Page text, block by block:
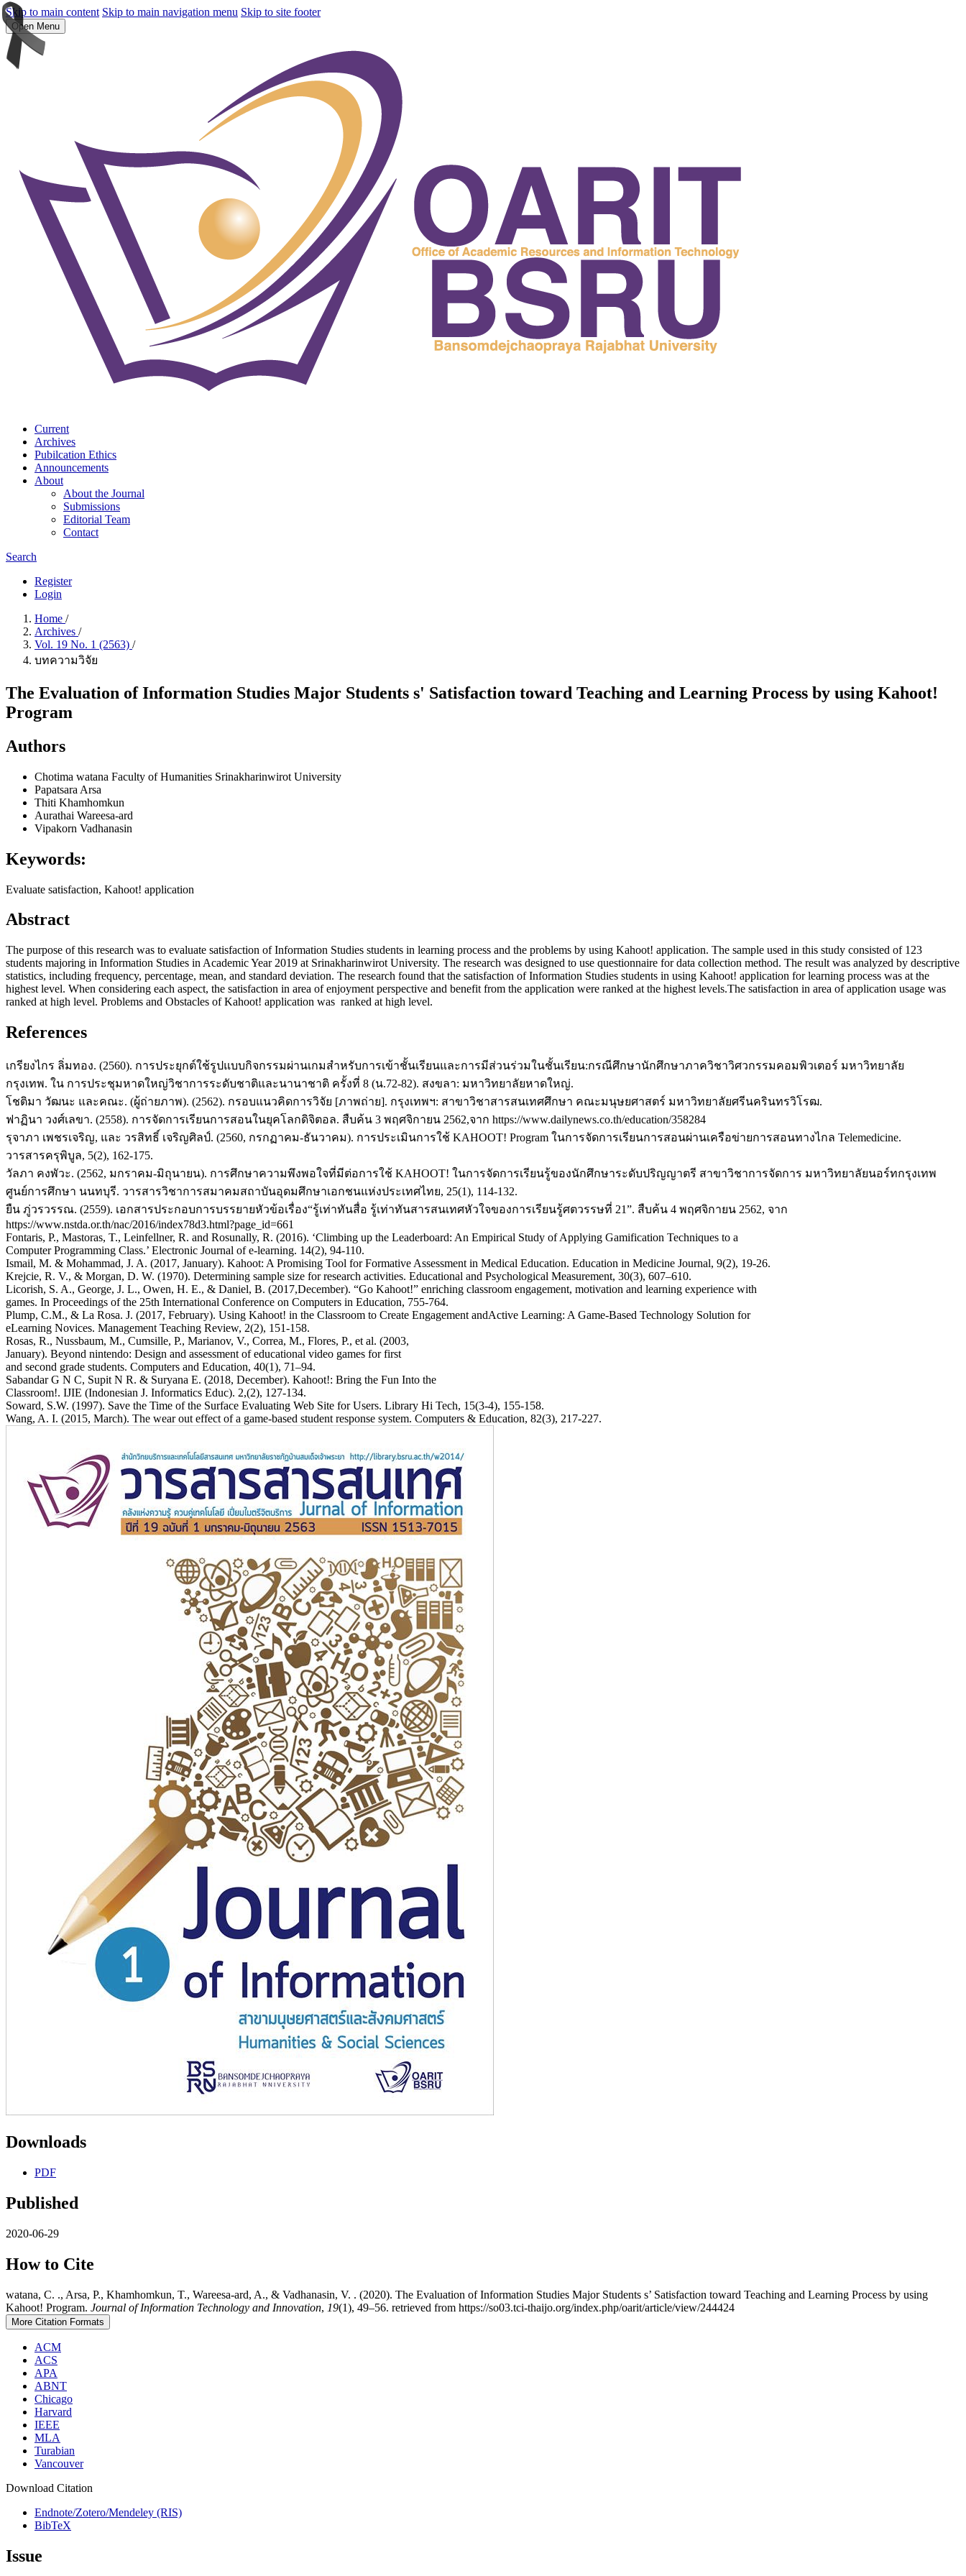
Skip to main content Skip to main navigation menu Skip to site footer
Open Menu
Current
Archives
Pubilcation Ethics
Announcements
About
About the Journal
Submissions
Editorial Team
Contact
Search
Register
Login
Home /
Archives /
Vol. 19 No. 1 (2563) /
บทความวิจัย
The Evaluation of Information Studies Major Students s' Satisfaction toward Teaching and Learning Process by using Kahoot!
Program
Authors
Chotima watana Faculty of Humanities Srinakharinwirot University
Papatsara Arsa
Thiti Khamhomkun
Aurathai Wareesa-ard
Vipakorn Vadhanasin
Keywords:
Evaluate satisfaction, Kahoot! application
Abstract
The purpose of this research was to evaluate satisfaction of Information Studies students in learning process and the problems by using Kahoot! application. The sample used in this study consisted of 123
students majoring in Information Studies in Academic Year 2019 at Srinakharinwirot University. The research was designed to use questionnaire for data collection method. The result was analyzed by descriptive
statistics, including frequency, percentage, mean, and standard deviation. The research found that the satisfaction of Information Studies students in using Kahoot! application for learning process was at the
highest level. When considering each aspect, the satisfaction in area of enjoyment perspective and benefit from the application were ranked at the highest levels.The satisfaction in area of application usage was
ranked at high level. Problems and Obstacles of Kahoot! application was ranked at high level.
References
เกรียงไกร ลิ่มทอง. (2560). การประยุกต์ใช้รูปแบบกิจกรรมผ่านเกมสำหรับการเข้าชั้นเรียนและการมีส่วนร่วมในชั้นเรียน:กรณีศึกษานักศึกษาภาควิชาวิศวกรรมคอมพิวเตอร์ มหาวิทยาลัย
กรุงเทพ. ใน การประชุมหาดใหญ่วิชาการระดับชาติและนานาชาติ ครั้งที่ 8 (น.72-82). สงขลา: มหาวิทยาลัยหาดใหญ่.
โชติมา วัฒนะ และคณะ. (ผู้ถ่ายภาพ). (2562). กรอบแนวคิดการวิจัย [ภาพถ่าย]. กรุงเทพฯ: สาขาวิชาสารสนเทศศึกษา คณะมนุษยศาสตร์ มหาวิทยาลัยศรีนครินทรวิโรฒ.
ฟาฏินา วงศ์เลขา. (2558). การจัดการเรียนการสอนในยุคโลกดิจิตอล. สืบค้น 3 พฤศจิกายน 2562,จาก https://www.dailynews.co.th/education/358284
รุจาภา เพชรเจริญ, และ วรสิทธิ์ เจริญศิลป์. (2560, กรกฏาคม-ธันวาคม). การประเมินการใช้ KAHOOT! Program ในการจัดการเรียนการสอนผ่านเครือข่ายการสอนทางไกล Telemedicine.
วารสารครุพิบูล, 5(2), 162-175.
วัลภา คงพัวะ. (2562, มกราคม-มิถุนายน). การศึกษาความพึงพอใจที่มีต่อการใช้ KAHOOT! ในการจัดการเรียนรู้ของนักศึกษาระดับปริญญาตรี สาขาวิชาการจัดการ มหาวิทยาลัยนอร์ทกรุงเทพ
ศูนย์การศึกษา นนทบุรี. วารสารวิชาการสมาคมสถาบันอุดมศึกษาเอกชนแห่งประเทศไทย, 25(1), 114-132.
ยืน ภู่วรวรรณ. (2559). เอกสารประกอบการบรรยายหัวข้อเรื่อง“รู้เท่าทันสื่อ รู้เท่าทันสารสนเทศหัวใจของการเรียนรู้ศตวรรษที่ 21”. สืบค้น 4 พฤศจิกายน 2562, จาก
https://www.nstda.or.th/nac/2016/index78d3.html?page_id=661
Fontaris, P., Mastoras, T., Leinfellner, R. and Rosunally, R. (2016). ‘Climbing up the Leaderboard: An Empirical Study of Applying Gamification Techniques to a
Computer Programming Class.’ Electronic Journal of e-learning. 14(2), 94-110.
Ismail, M. & Mohammad, J. A. (2017, January). Kahoot: A Promising Tool for Formative Assessment in Medical Education. Education in Medicine Journal, 9(2), 19-26.
Krejcie, R. V., & Morgan, D. W. (1970). Determining sample size for research activities. Educational and Psychological Measurement, 30(3), 607–610.
Licorish, S. A., George, J. L., Owen, H. E., & Daniel, B. (2017,December). “Go Kahoot!” enriching classroom engagement, motivation and learning experience with
games. In Proceedings of the 25th International Conference on Computers in Education, 755-764.
Plump, C.M., & La Rosa. J. (2017, February). Using Kahoot! in the Classroom to Create Engagement andActive Learning: A Game-Based Technology Solution for
eLearning Novices. Management Teaching Review, 2(2), 151-158.
Rosas, R., Nussbaum, M., Cumsille, P., Marianov, V., Correa, M., Flores, P., et al. (2003,
January). Beyond nintendo: Design and assessment of educational video games for first
and second grade students. Computers and Education, 40(1), 71–94.
Sabandar G N C, Supit N R. & Suryana E. (2018, December). Kahoot!: Bring the Fun Into the
Classroom!. IJIE (Indonesian J. Informatics Educ). 2,(2), 127-134.
Soward, S.W. (1997). Save the Time of the Surface Evaluating Web Site for Users. Library Hi Tech, 15(3-4), 155-158.
Wang, A. I. (2015, March). The wear out effect of a game-based student response system. Computers & Education, 82(3), 217-227.
Downloads
PDF
Published
2020-06-29
How to Cite
watana, C. ., Arsa, P., Khamhomkun, T., Wareesa-ard, A., & Vadhanasin, V. . (2020). The Evaluation of Information Studies Major Students s’ Satisfaction toward Teaching and Learning Process by using
Kahoot! Program. Journal of Information Technology and Innovation, 19(1), 49–56. retrieved from https://so03.tci-thaijo.org/index.php/oarit/article/view/244424
More Citation Formats
ACM
ACS
APA
ABNT
Chicago
Harvard
IEEE
MLA
Turabian
Vancouver
Download Citation
Endnote/Zotero/Mendeley (RIS)
BibTeX
Issue